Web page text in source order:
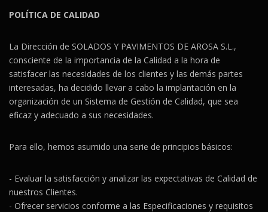
POLÍTICA DE CALIDAD
La Dirección de SOLADOS Y PAVIMENTOS DE AROSA S.L.,
consciente de la importancia de la Calidad a la hora de
satisfacer las necesidades de los clientes y las demás partes
interesadas, ha decidido llevar a cabo la implantación en la
organización de un Sistema de Gestión de Calidad, que sea
eficaz y adecuado a sus necesidades.
Para ello, hemos asumido una serie de principios básicos:
- Evaluar la satisfacción y analizar las expectativas de Calidad de
nuestros Clientes.
- Ofrecer servicios conforme a las Especificaciones y requisitos